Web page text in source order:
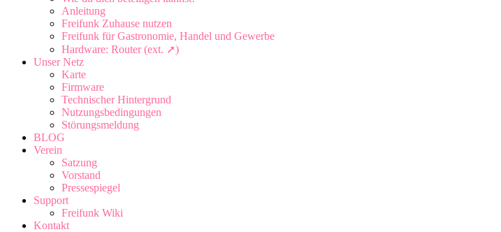
Anleitung
Freifunk Zuhause nutzen
Freifunk für Gastronomie, Handel und Gewerbe
Hardware: Router (ext. ➚)
Unser Netz
Karte
Firmware
Technischer Hintergrund
Nutzungsbedingungen
Störungsmeldung
BLOG
Verein
Satzung
Vorstand
Pressespiegel
Support
Freifunk Wiki
Kontakt